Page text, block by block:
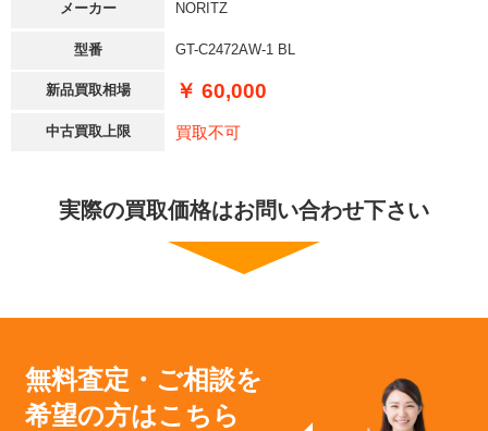
メーカー NORITZ
型番 GT-C2472AW-1 BL
新品買取相場 ￥ 60,000
中古買取上限 買取不可
実際の買取価格はお問い合わせ下さい
無料査定・ご相談を
希望の方はこちら